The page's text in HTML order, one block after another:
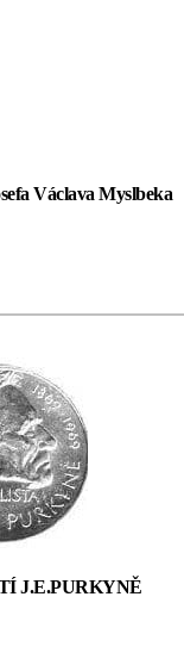
Václava Myslbeka
J.E.PURKYNĚ